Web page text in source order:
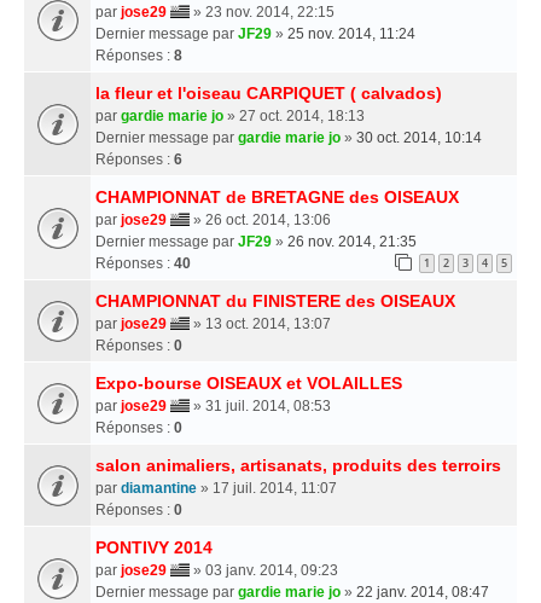
par jose29
» 23 nov. 2014, 22:15
Dernier message par JF29 » 25 nov. 2014, 11:24
Réponses : 8
la fleur et l'oiseau CARPIQUET ( calvados)
par gardie marie jo » 27 oct. 2014, 18:13
Dernier message par gardie marie jo » 30 oct. 2014, 10:14
Réponses : 6
CHAMPIONNAT de BRETAGNE des OISEAUX
par jose29
» 26 oct. 2014, 13:06
Dernier message par JF29 » 26 nov. 2014, 21:35
Réponses : 40 1 2 3 4 5
CHAMPIONNAT du FINISTERE des OISEAUX
par jose29
» 13 oct. 2014, 13:07
Réponses : 0
Expo-bourse OISEAUX et VOLAILLES
par jose29
» 31 juil. 2014, 08:53
Réponses : 0
salon animaliers, artisanats, produits des terroirs
par diamantine » 17 juil. 2014, 11:07
Réponses : 0
PONTIVY 2014
par jose29
» 03 janv. 2014, 09:23
Dernier message par gardie marie jo » 22 janv. 2014, 08:47